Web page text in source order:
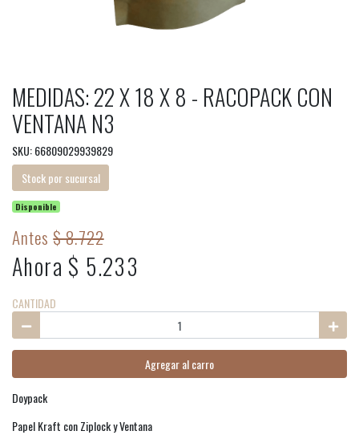
MEDIDAS: 22 X 18 X 8 - RACOPACK CON
VENTANA N3
SKU: 66809029939829
Stock por sucursal
Disponible
Antes$ 8.722
Ahora $ 5.233
CANTIDAD
Agregar al carro
Doypack
Papel Kraft con Ziplock y Ventana